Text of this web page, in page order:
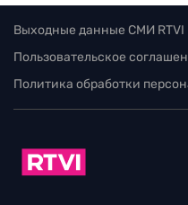
Выходные данные СМИ RTVI
Пользовательское
Политика обработки